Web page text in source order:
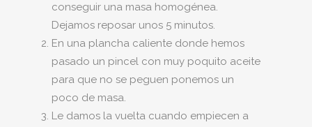
conseguir una masa homogénea.
Dejamos reposar unos 5 minutos.
En una plancha caliente donde hemos
pasado un pincel con muy poquito aceite
para que no se peguen ponemos un
poco de masa.
Le damos la vuelta cuando empiecen a